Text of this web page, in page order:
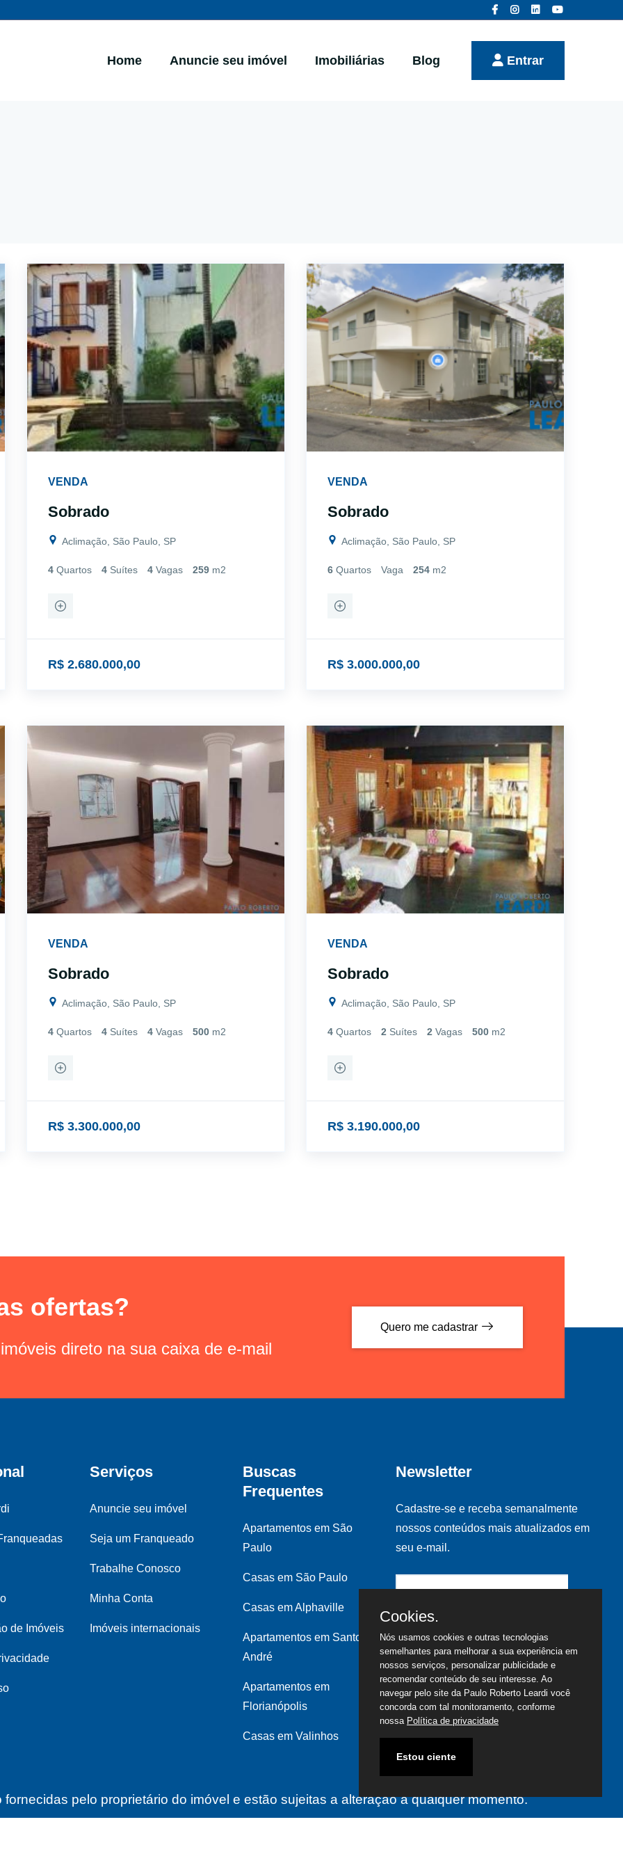
Home Anuncie seu imóvel Imobiliárias Blog Entrar
VENDA
Sobrado
Aclimação, São Paulo, SP
4 Quartos 4 Suítes 4 Vagas 259 m2
R$ 2.680.000,00
VENDA
Sobrado
Aclimação, São Paulo, SP
6 Quartos Vaga 254 m2
R$ 3.000.000,00
VENDA
Sobrado
Aclimação, São Paulo, SP
4 Quartos 4 Suítes 4 Vagas 500 m2
R$ 3.300.000,00
VENDA
Sobrado
Aclimação, São Paulo, SP
4 Quartos 2 Suítes 2 Vagas 500 m2
R$ 3.190.000,00
ofertas?
direto na sua caixa de e-mail
Quero me cadastrar
de Imóveis
Serviços
Anuncie seu imóvel
Seja um Franqueado
Trabalhe Conosco
Minha Conta
Imóveis internacionais
Buscas
Frequentes
Apartamentos em São
Paulo
Casas em São Paulo
Casas em Alphaville
Apartamentos em Santo
André
Apartamentos em
Florianópolis
Casas em Valinhos
Newsletter
Cadastre-se e receba semanalmente
nossos conteúdos mais atualizados em
seu e-mail.
pelo proprietário do imóvel e estão sujeitas a alteração a qualquer momento.
Cookies.
Nós usamos cookies e outras tecnologias
semelhantes para melhorar a sua experiência em
nossos serviços, personalizar publicidade e
recomendar conteúdo de seu interesse. Ao
navegar pelo site da Paulo Roberto Leardi você
concorda com tal monitoramento, conforme
nossa Política de privacidade
Estou ciente